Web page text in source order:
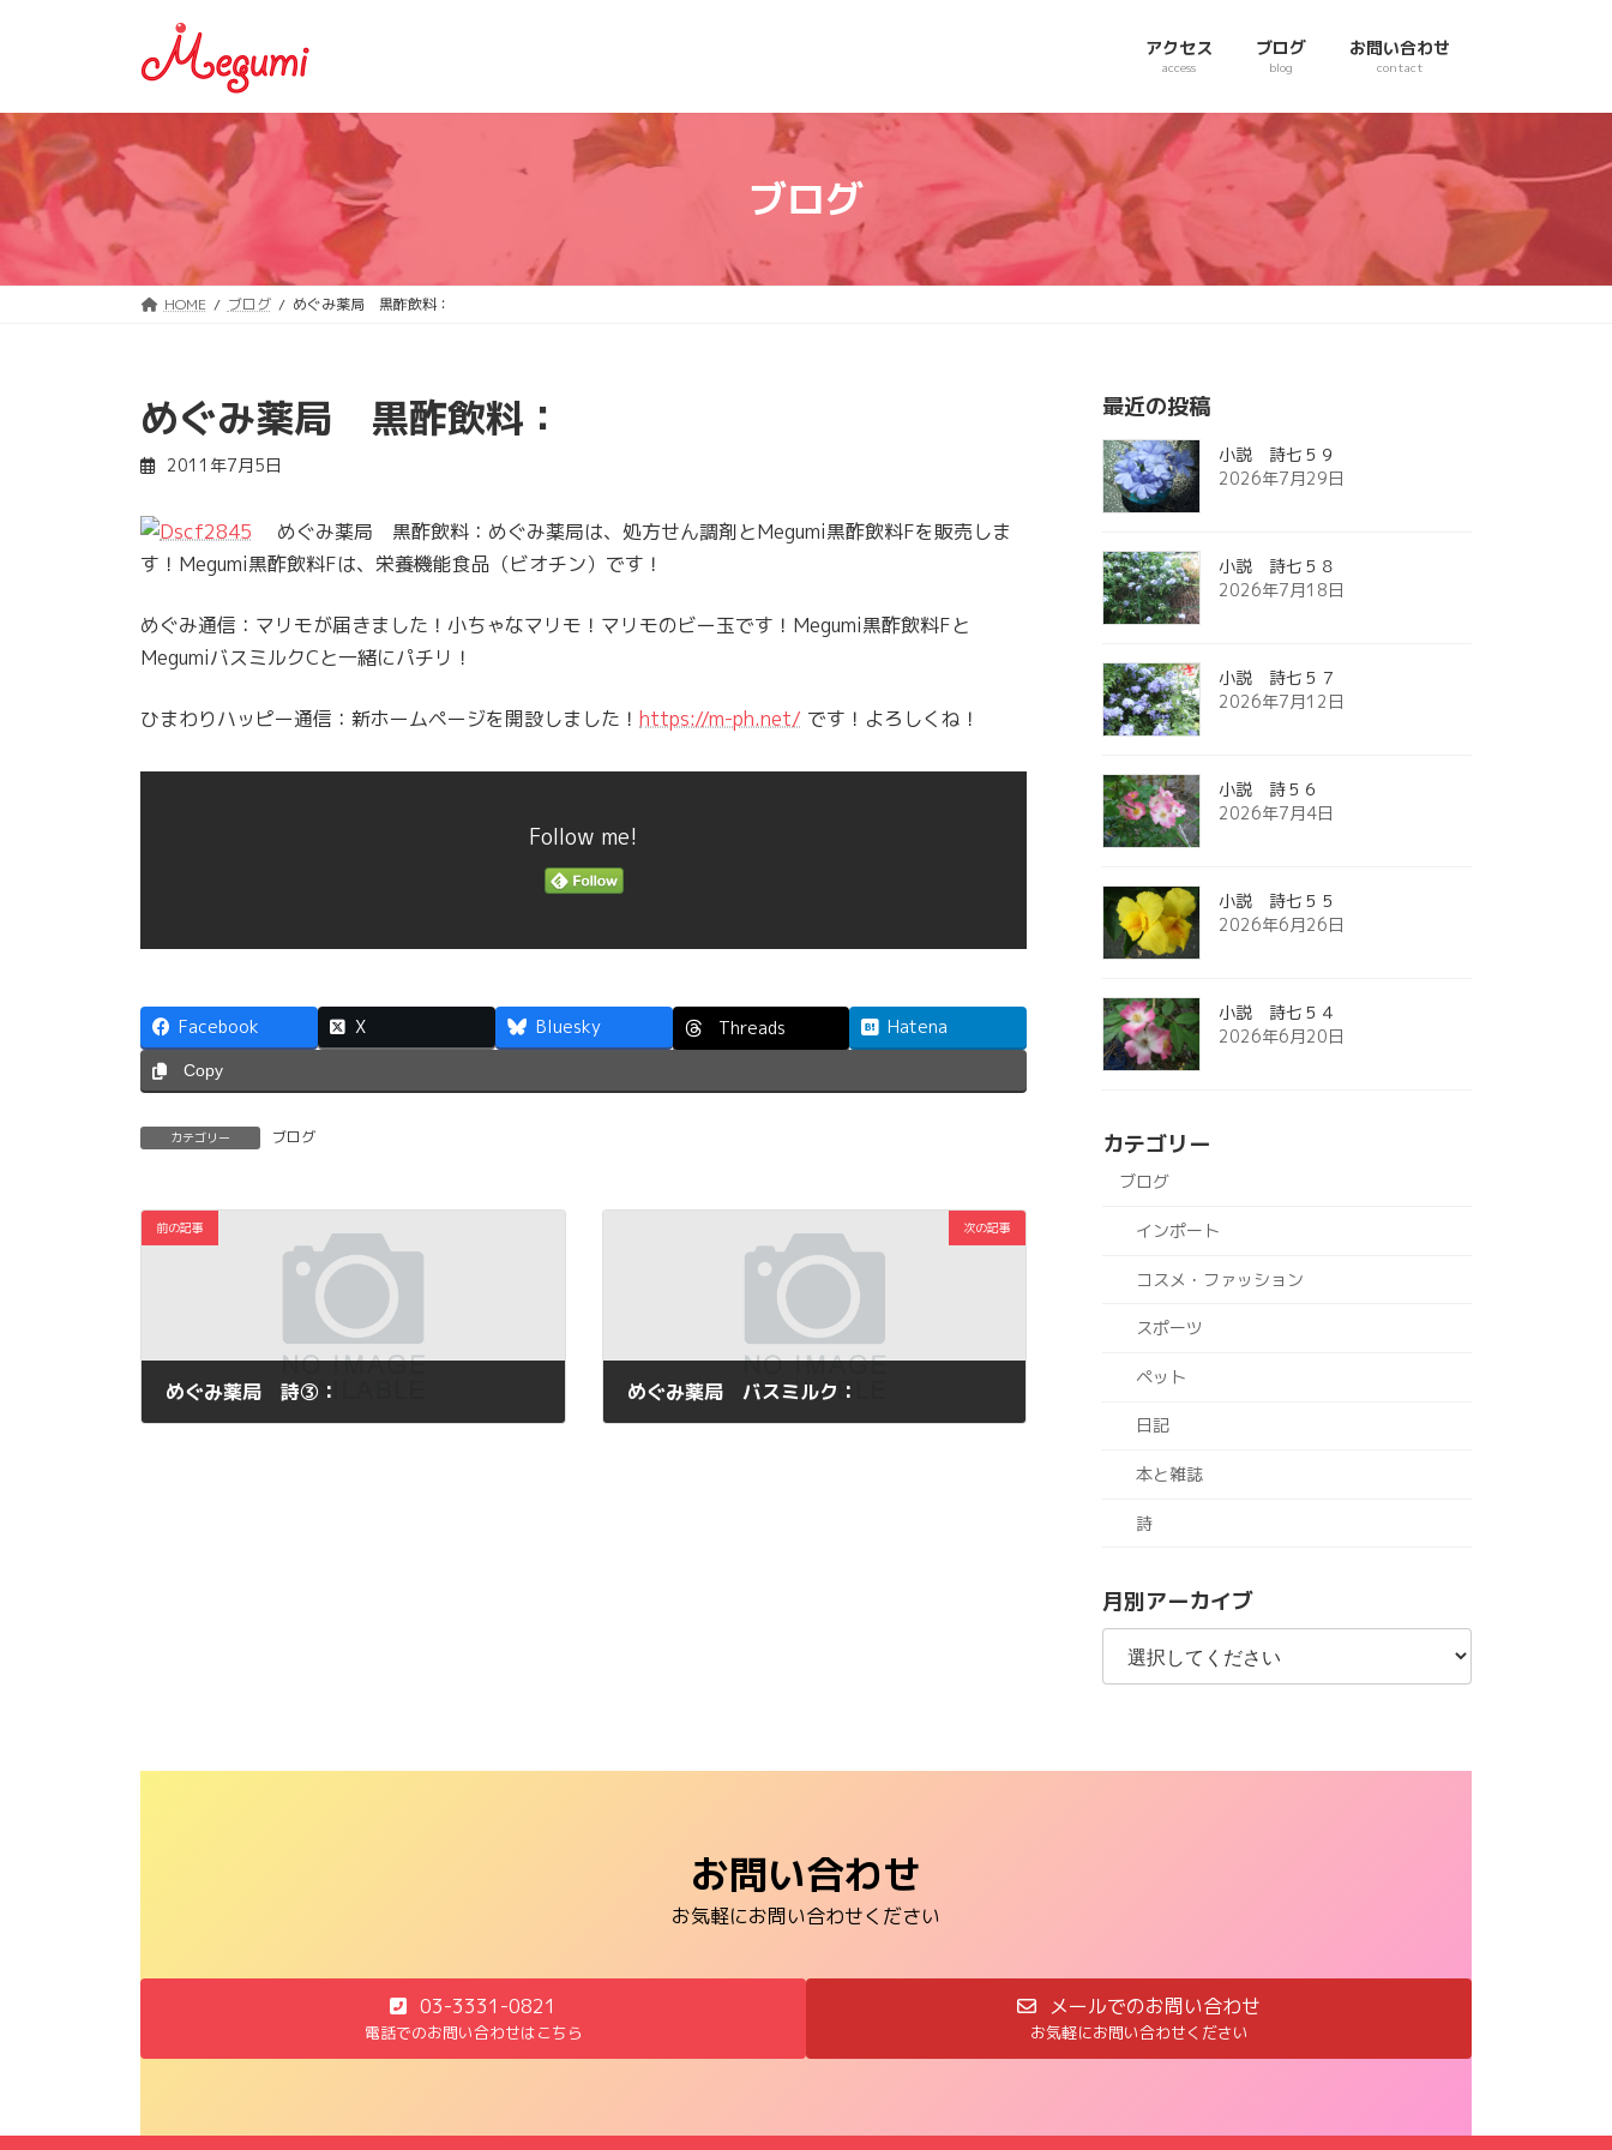
ツ
へ
ス
ッ
シ
ョ
ン
移
アクセス
access
ブログ
blog
お問い合わせ
contact
ブログ
HOME ブログ めぐみ薬局 黒酢飲料：
めぐみ薬局 黒酢飲料：
2011年7月5日
めぐみ薬局 黒酢飲料：めぐみ薬局は、処方せん調剤とMegumi黒酢飲料Fを販売しま
す！Megumi黒酢飲料Fは、栄養機能食品（ビオチン）です！
めぐみ通信：マリモが届きました！小ちゃなマリモ！マリモのビー玉です！Megumi黒酢飲料Fと
MegumiバスミルクCと一緒にパチリ！
ひまわりハッピー通信：新ホームページを開設しました！ https://m-ph.net/ です！よろしくね！
Follow me!
Facebook X Bluesky Threads Hatena
Copy
カテゴリー ブログ
前の記事
めぐみ薬局 詩③：
次の記事
めぐみ薬局 バスミルク：
最近の投稿
小説 詩七５９
2026年7月29日
小説 詩七５８
2026年7月18日
小説 詩七５７
2026年7月12日
小説 詩５６
2026年7月4日
小説 詩七５５
2026年6月26日
小説 詩七５４
2026年6月20日
カテゴリー
ブログ
インポート
コスメ・ファッション
スポーツ
ペット
日記
本と雑誌
詩
月別アーカイブ
お問い合わせ
お気軽にお問い合わせください
03-3331-0821
電話でのお問い合わせはこちら
メールでのお問い合わせ
お気軽にお問い合わせください